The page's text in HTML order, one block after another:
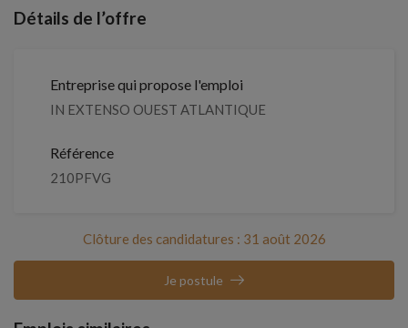
Détails de l’offre
Entreprise qui propose l'emploi
IN EXTENSO OUEST ATLANTIQUE
Référence
210PFVG
Clôture des candidatures : 31 août 2026
Je postule